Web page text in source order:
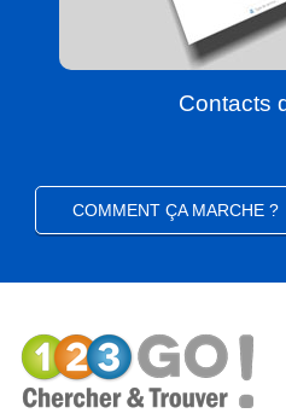
Contacts
COMMENT ÇA MARCHE ?